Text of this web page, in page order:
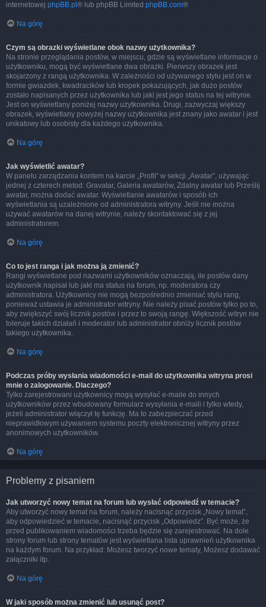
internetowej phpBB.pl ® lub phpBB Limited phpBB.com®
Na górę
Czym są obrazki wyświetlane obok nazwy użytkownika?
Na stronie przeglądania postów, w miejscu, gdzie są wyświetlane informacje o
użytkowniku, mogą być wyświetlane dwa obrazki. Pierwszy obrazek jest
skojarzony z rangą użytkownika. W zależności od używanego stylu jest on w
formie gwiazdek, kwadracików lub kropek pokazujących, jak dużo postów
zostało napisanych przez użytkownika lub jaki jest jego status na tej witrynie.
Jest on wyświetlany poniżej nazwy użytkownika. Drugi, zazwyczaj większy
obrazek, wyświetlany powyżej nazwy użytkownika jest znany jako awatar i jest
unikatowy lub osobisty dla każdego użytkownika.
Na górę
Jak wyświetlić awatar?
W panelu zarządzania kontem na karcie „Profil” w sekcji „Awatar”, używając
jednej z czterech metod: Gravatar, Galeria awatarów, Zdalny awatar lub Prześlij
awatar, można dodać awatar. Wyświetlanie awatarów i sposób ich
wyświetlania są uzależnione od administratora witryny. Jeśli nie można
używać awatarów na danej witrynie, należy skontaktować się z jej
administratorem.
Na górę
Co to jest ranga i jak można ją zmienić?
Rangi wyświetlane pod nazwami użytkowników oznaczają, ile postów dany
użytkownik napisał lub jaki ma status na forum, np. moderatora czy
administratora. Użytkownicy nie mogą bezpośrednio zmieniać stylu rang,
ponieważ ustawia je administrator witryny. Nie należy pisać postów tylko po to,
aby zwiększyć swój licznik postów i przez to swoją rangę. Większość witryn nie
toleruje takich działań i moderator lub administrator obniży licznik postów
takiego użytkownika.
Na górę
Podczas próby wysłania wiadomości e-mail do użytkownika witryna prosi
mnie o zalogowanie. Dlaczego?
Tylko zarejestrowani użytkownicy mogą wysyłać e-maile do innych
użytkowników przez wbudowany formularz wysyłania e-maili i tylko wtedy,
jeżeli administrator włączył tę funkcję. Ma to zabezpieczać przed
nieprawidłowym używaniem systemu poczty elektronicznej witryny przez
anonimowych użytkowników.
Na górę
Problemy z pisaniem
Jak utworzyć nowy temat na forum lub wysłać odpowiedź w temacie?
Aby utworzyć nowy temat na forum, należy nacisnąć przycisk „Nowy temat”,
aby odpowiedzieć w temacie, nacisnąć przycisk „Odpowiedz”. Być może, że
przed publikowaniem wiadomości trzeba będzie się zarejestrować. Na dole
strony forum lub strony tematów jest wyświetlana lista uprawnień użytkownika
na każdym forum. Na przykład: Możesz tworzyć nowe tematy, Możesz dodawać
załączniki itp.
Na górę
W jaki sposób można zmienić lub usunąć post?